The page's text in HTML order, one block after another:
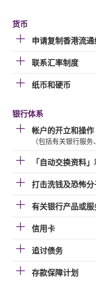
货币
申请复制香港流通
联系汇率制度
纸币和硬币
银行体系
帐户的开立和操作
（包括有关银行服
「自动交换资料
打击洗钱及恐怖
有关银行产品或服
信用卡
追讨债务
存款保障计划